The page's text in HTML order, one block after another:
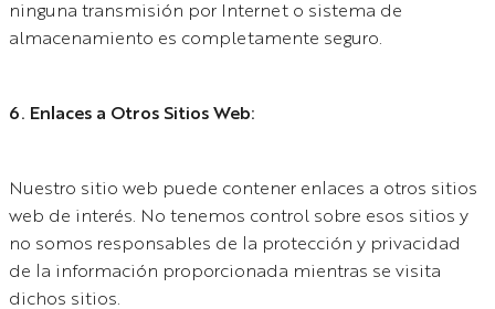
ninguna transmisión por Internet o sistema de
almacenamiento es completamente seguro.
6. Enlaces a Otros Sitios Web:
Nuestro sitio web puede contener enlaces a otros sitios
web de interés. No tenemos control sobre esos sitios y
no somos responsables de la protección y privacidad
de la información proporcionada mientras se visita
dichos sitios.